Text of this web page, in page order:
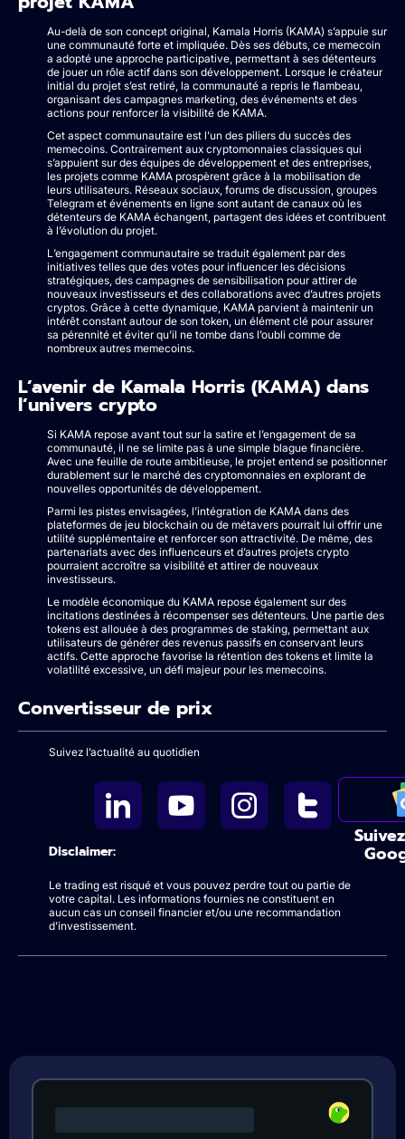
Au-delà de son concept original, Kamala Horris (KAMA) s’appuie sur
une communauté forte et impliquée. Dès ses débuts, ce memecoin
a adopté une approche participative, permettant à ses détenteurs
de jouer un rôle actif dans son développement. Lorsque le créateur
initial du projet s’est retiré, la communauté a repris le flambeau,
organisant des campagnes marketing, des événements et des
actions pour renforcer la visibilité de KAMA.
Cet aspect communautaire est l’un des piliers du succès des
memecoins. Contrairement aux cryptomonnaies classiques qui
s’appuient sur des équipes de développement et des entreprises,
les projets comme KAMA prospèrent grâce à la mobilisation de
leurs utilisateurs. Réseaux sociaux, forums de discussion, groupes
Telegram et événements en ligne sont autant de canaux où les
détenteurs de KAMA échangent, partagent des idées et contribuent
à l’évolution du projet.
L’engagement communautaire se traduit également par des
initiatives telles que des votes pour influencer les décisions
stratégiques, des campagnes de sensibilisation pour attirer de
nouveaux investisseurs et des collaborations avec d’autres projets
cryptos. Grâce à cette dynamique, KAMA parvient à maintenir un
intérêt constant autour de son token, un élément clé pour assurer
sa pérennité et éviter qu’il ne tombe dans l’oubli comme de
nombreux autres memecoins.
L’avenir de Kamala Horris (KAMA) dans
l’univers crypto
Si KAMA repose avant tout sur la satire et l’engagement de sa
communauté, il ne se limite pas à une simple blague financière.
Avec une feuille de route ambitieuse, le projet entend se positionner
durablement sur le marché des cryptomonnaies en explorant de
nouvelles opportunités de développement.
Parmi les pistes envisagées, l’intégration de KAMA dans des
plateformes de jeu blockchain ou de métavers pourrait lui offrir une
utilité supplémentaire et renforcer son attractivité. De même, des
partenariats avec des influenceurs et d’autres projets crypto
pourraient accroître sa visibilité et attirer de nouveaux
investisseurs.
Le modèle économique du KAMA repose également sur des
incitations destinées à récompenser ses détenteurs. Une partie des
tokens est allouée à des programmes de staking, permettant aux
utilisateurs de générer des revenus passifs en conservant leurs
actifs. Cette approche favorise la rétention des tokens et limite la
volatilité excessive, un défi majeur pour les memecoins.
Convertisseur de prix
Suivez l’actualité au quotidien
Disclaimer:
Le trading est risqué et vous pouvez perdre tout ou partie de
votre capital. Les informations fournies ne constituent en
aucun cas un conseil financier et/ou une recommandation
d’investissement.